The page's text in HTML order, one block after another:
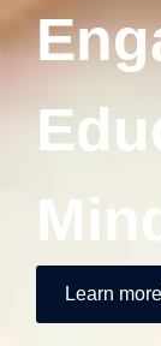
Learn more